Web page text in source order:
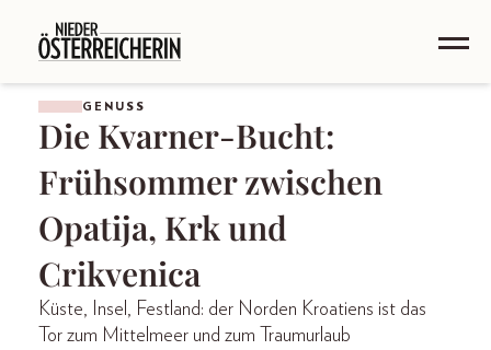
GENUSS
Die Kvarner-Bucht:
Frühsommer zwischen
Opatija, Krk und
Crikvenica
Küste, Insel, Festland: der Norden Kroatiens ist das
Tor zum Mittelmeer und zum Traumurlaub